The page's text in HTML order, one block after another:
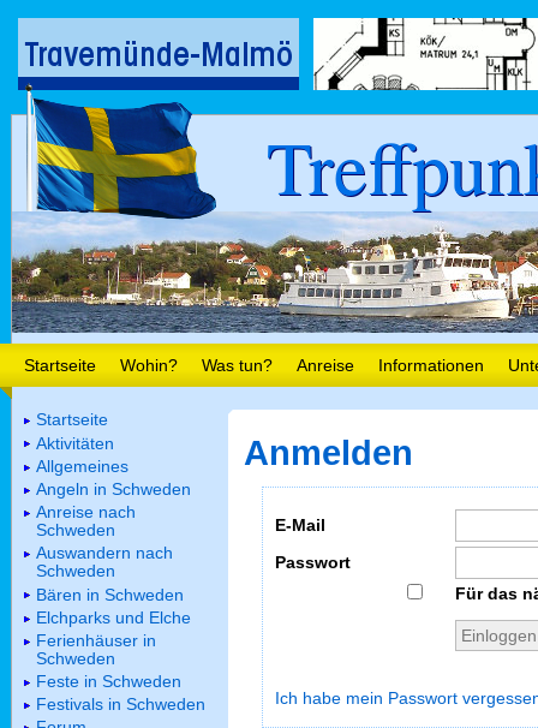
Startseite Wohin? Was tun? Anreise Informationen
Anmelden
E-Mail
Passwort
Für das
Ich habe mein Passwort
Startseite
Aktivitäten
Allgemeines
Angeln in Schweden
Anreise nach
Schweden
Auswandern nach
Schweden
Bären in Schweden
Elchparks und Elche
Ferienhäuser in
Schweden
Feste in Schweden
Festivals in Schweden